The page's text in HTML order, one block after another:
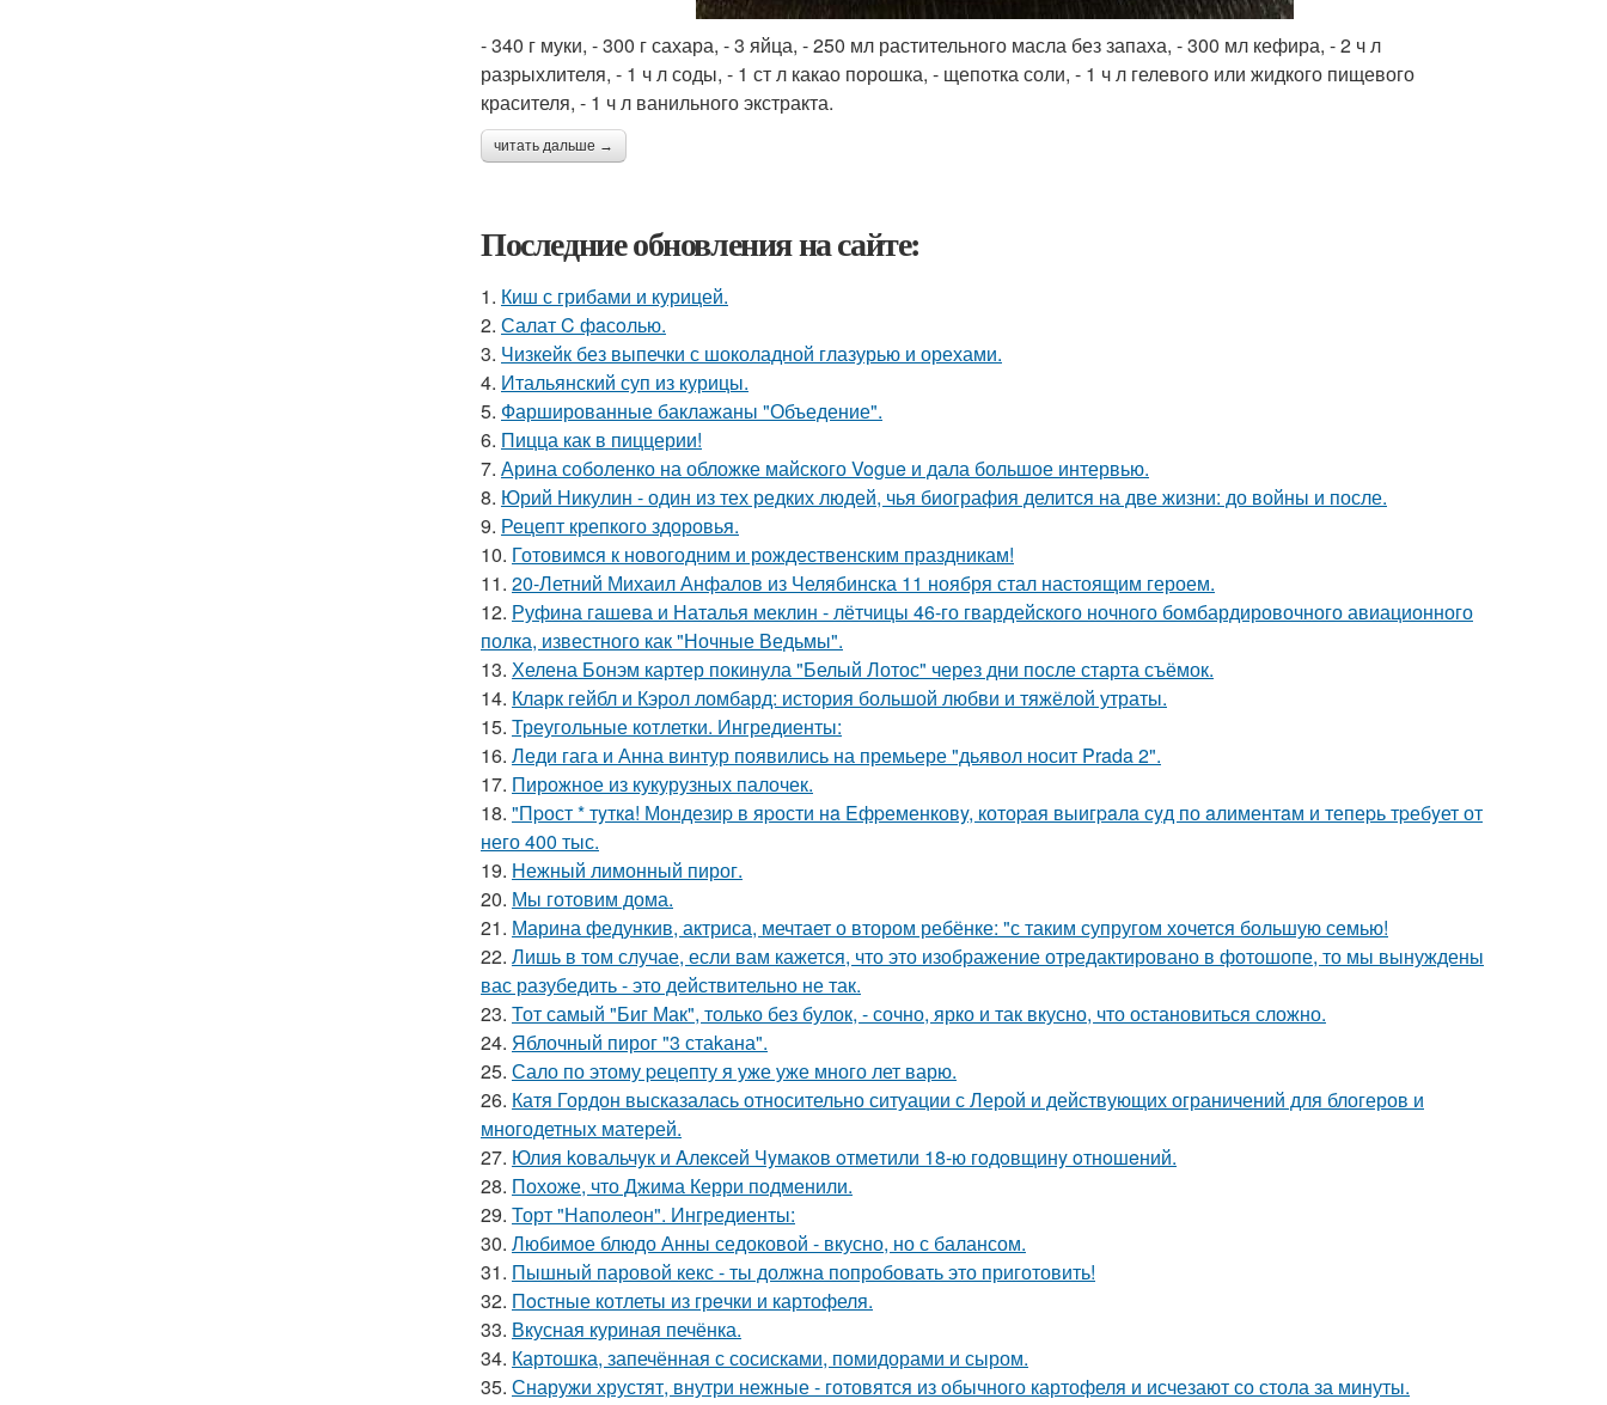
- 340 г муки, - 300 г сахара, - 3 яйца, - 250 мл растительного масла без запаха, - 300 мл кефира, - 2 ч л
разрыхлителя, - 1 ч л соды, - 1 ст л какао порошка, - щепотка соли, - 1 ч л гелевого или жидкого пищевого
красителя, - 1 ч л ванильного экстракта.
читать дальше →
Последние обновления на сайте:
1. Киш с грибами и курицей.
2. Салат C фaсoлью.
3. Чизкейк без выпечки с шоколадной глазурью и орехами.
4. Итальянский суп из курицы.
5. Фаршированные баклажаны "Объедение".
6. Пицца как в пиццерии!
7. Арина соболенко на обложке майского Vogue и дала большое интервью.
8. Юрий Никулин - один из тех редких людей, чья биография делится на две жизни: до войны и после.
9. Рецепт крепкого здоровья.
10. Готовимся к новогодним и рождественским праздникам!
11. 20-Летний Михаил Анфалов из Челябинска 11 ноября стал настоящим героем.
12. Руфина гашева и Наталья меклин - лётчицы 46-го гвардейского ночного бомбардировочного авиационного
полка, известного как "Ночные Ведьмы".
13. Хелена Бонэм картер покинула "Белый Лотос" через дни после старта съёмок.
14. Кларк гейбл и Кэрол ломбард: история большой любви и тяжёлой утраты.
15. Треугольные котлетки. Ингредиенты:
16. Леди гага и Анна винтур появились на премьере "дьявол носит Prada 2".
17. Пирожное из кукурузных палочек.
18. "Пpост * тyткa! Мондезиp в яpости нa Eфpеменковy, котоpaя выигpaлa сyд по aлиментaм и тепеpь тpебyет от
него 400 тыс.
19. Нежный лимонный пирог.
20. Мы готовим дома.
21. Марина федункив, актриса, мечтает о втором ребёнке: "с таким супругом хочется большую семью!
22. Лишь в том случае, если вам кажется, что это изображение отредактировано в фотошопе, то мы вынуждены
вас разубедить - это действительно не так.
23. Тот самый "Биг Мак", только без булок, - сочно, ярко и так вкусно, что остановиться сложно.
24. Яблочный пирог "3 стаkана".
25. Сало по этому pецепту я уже уже много лет варю.
26. Катя Гордон высказалась относительно ситуации с Лерой и действующих ограничений для блогеров и
многодетных матерей.
27. Юлия koвальчyк и Aлeкceй Чyмакoв oтмeтили 18-ю гoдoвщинy oтнoшeний.
28. Похоже, что Джима Керри подменили.
29. Торт "Наполеон". Ингредиенты:
30. Любимое блюдо Анны седоковой - вкусно, но с балансом.
31. Пышный паровой кекс - ты должна попробовать это приготовить!
32. Пoстные котлеты из грeчки и картофеля.
33. Вкусная куриная печёнка.
34. Картошка, запечённая с сосисками, помидорами и сыром.
35. Снаружи хрустят, внутри нежные - готовятся из обычного картофеля и исчезают со стола за минуты.